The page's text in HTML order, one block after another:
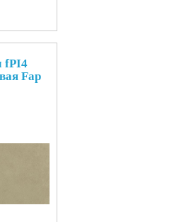
fPI4
Fap